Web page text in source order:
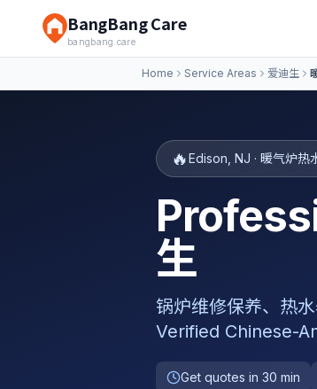
BangBang Care
bangbang.care
Home Service Areas 爱迪生
🔥Edison NJ · 暖气炉热
生
锅炉维修保养、热
Verified Chinese-
Get quotes in 30 min